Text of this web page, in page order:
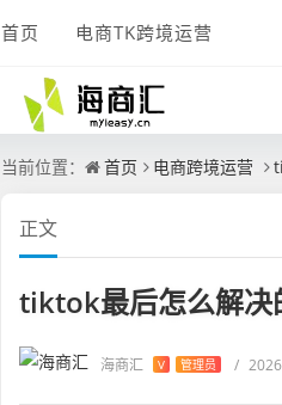
首页 电商TK跨境运营
当前位置： 首页 电商跨境运营
正文
tiktok最后怎么解决
海商汇 V 管理员 /